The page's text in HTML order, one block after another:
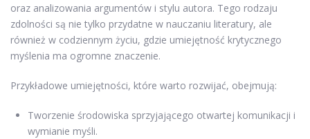
oraz analizowania argumentów i stylu autora. Tego rodzaju
zdolności są nie tylko przydatne w nauczaniu literatury, ale
również w codziennym życiu, gdzie umiejętność krytycznego
myślenia ma ogromne znaczenie.
Przykładowe umiejętności, które warto rozwijać, obejmują:
Tworzenie środowiska sprzyjającego otwartej komunikacji i
wymianie myśli.